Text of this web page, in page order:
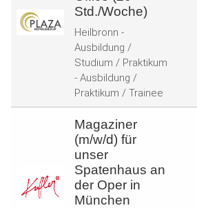
Std./Woche)
Heilbronn -
Ausbildung /
Studium / Praktikum
- Ausbildung /
Praktikum / Trainee
Magaziner
(m/w/d) für
unser
Spatenhaus an
der Oper in
München